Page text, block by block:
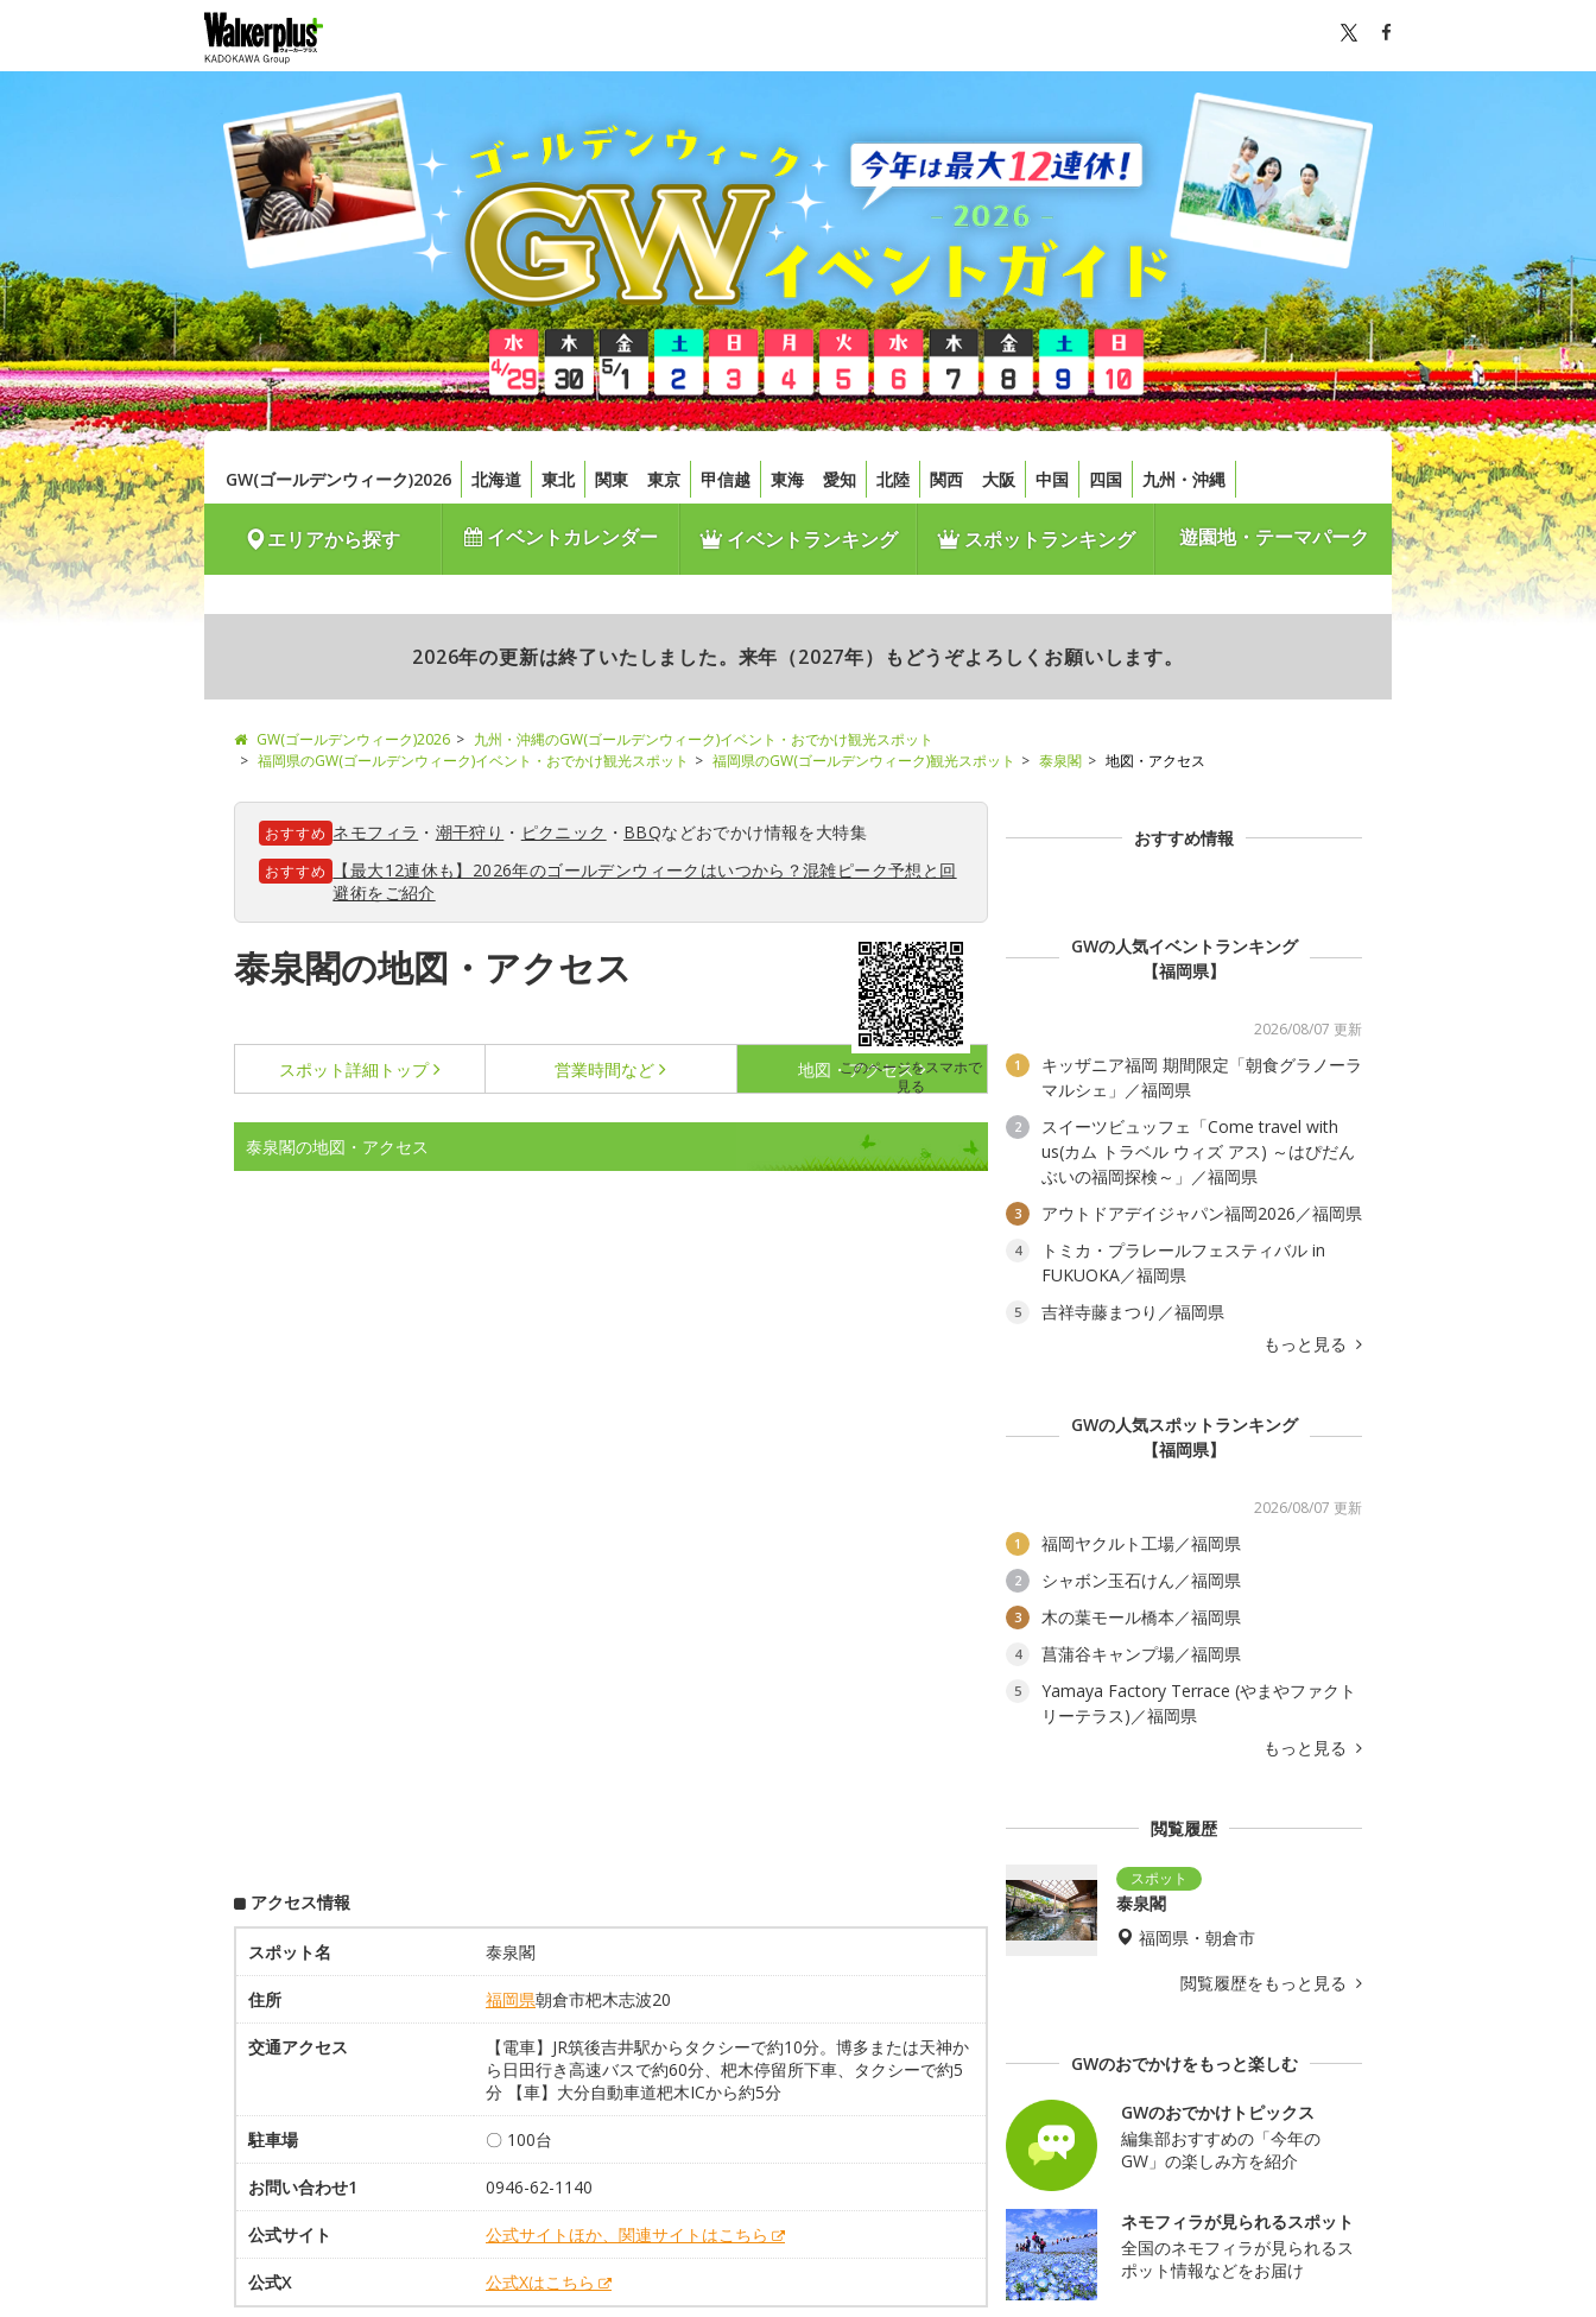
GW(ゴールデンウィーク)2026 北海道 東北 関東 東京 甲信越 東海 愛知 北陸 関西 大阪 中国 四国 九州・沖縄
エリアから探す イベントカレンダー イベントランキング スポットランキング 遊園地・テーマパーク
2026年の更新は終了いたしました。来年（2027年）もどうぞよろしくお願いします。
GW(ゴールデンウィーク)2026
九州・沖縄のGW(ゴールデンウィーク)イベント・おでかけ観光スポット
福岡県のGW(ゴールデンウィーク)イベント・おでかけ観光スポット
福岡県のGW(ゴールデンウィーク)観光スポット 泰泉閣 地図・アクセス
おすすめ ネモフィラ ・ 潮干狩り ・ ピクニック ・ BBQなどおでかけ情報を大特集
おすすめ
【最大12連休も】2026年のゴールデンウィークはいつから？混雑ピーク予想と回
避術をご紹介
泰泉閣の地図・アクセス
このページをスマホで
見る
スポット詳細 トップ 営業時間など 地図・アクセス
泰泉閣の地図・アクセス
アクセス情報
スポット名 泰泉閣
住所 福岡県朝倉市杷木志波20
交通アクセス
【電車】JR筑後吉井駅からタクシーで約10分。博多または天神か
ら日田行き高速バスで約60分、杷木停留所下車、タクシーで約5
分 【車】大分自動車道杷木ICから約5分
駐車場 〇 100台
お問い合わせ1 0946-62-1140
公式サイト 公式サイトほか、関連サイトはこちら
公式X 公式Xはこちら
おすすめ情報
GWの人気イベントランキング
【福岡県】
2026/08/07 更新
1
キッザニア福岡 期間限定「朝食グラノーラ
マルシェ」／福岡県
2
スイーツビュッフェ「Come travel with
us(カム トラベル ウィズ アス) ～はぴだん
ぶいの福岡探検～」／福岡県
3 アウトドアデイジャパン福岡2026／福岡県
4
トミカ・プラレールフェスティバル in
FUKUOKA／福岡県
5
吉祥寺藤まつり／福岡県
もっと見る
GWの人気スポットランキング
【福岡県】
2026/08/07 更新
1 福岡ヤクルト工場／福岡県
2 シャボン玉石けん／福岡県
3 木の葉モール橋本／福岡県
4 菖蒲谷キャンプ場／福岡県
5
Yamaya Factory Terrace (やまやファクト
リーテラス)／福岡県
もっと見る
閲覧履歴
泰泉閣
福岡県・朝倉市
閲覧履歴をもっと見る
GWのおでかけをもっと楽しむ
GWのおでかけトピックス
編集部おすすめの「今年の
GW」の楽しみ方を紹介
ネモフィラが見られるスポット
全国のネモフィラが見られるス
ポット情報などをお届け